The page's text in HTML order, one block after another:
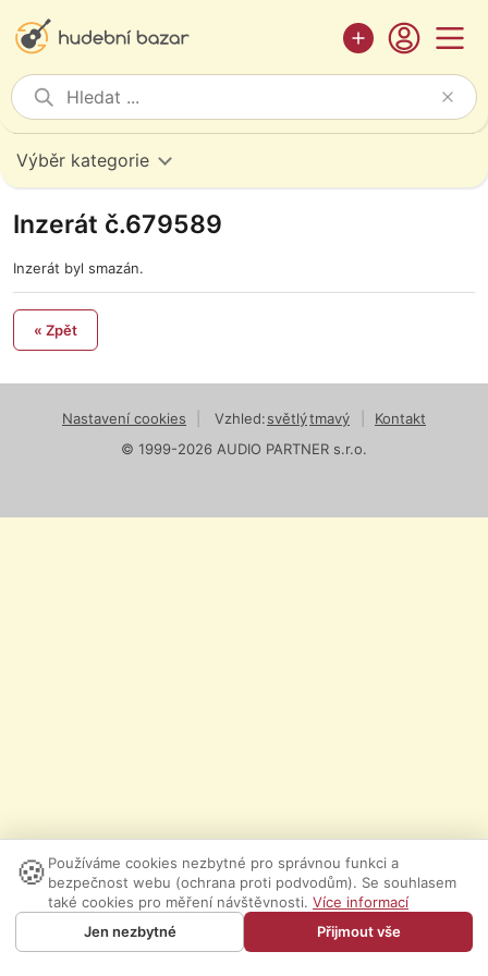
Výběr kategorie
Inzerát č.679589
Inzerát byl smazán.
« Zpět
Nastavení cookies Vzhled:světlýtmavý
Kontakt
© 1999-2026 AUDIO PARTNER s.r.o.
🍪 Používáme cookies nezbytné pro správnou funkci a
bezpečnost webu (ochrana proti podvodům). Se souhlasem
také cookies pro měření návštěvnosti. Více informací
Jen nezbytné
Přijmout vše